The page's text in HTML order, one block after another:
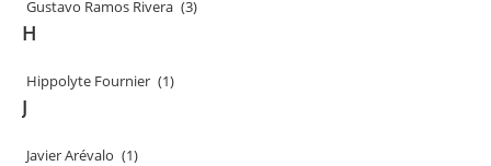
Gustavo Ramos Rivera (3)
H
Hippolyte Fournier (1)
J
Javier Arévalo (1)